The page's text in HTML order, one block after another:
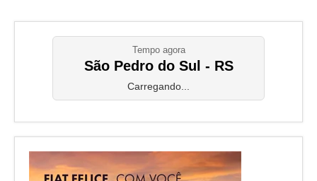
Tempo agora
São Pedro do Sul - RS
Carregando...